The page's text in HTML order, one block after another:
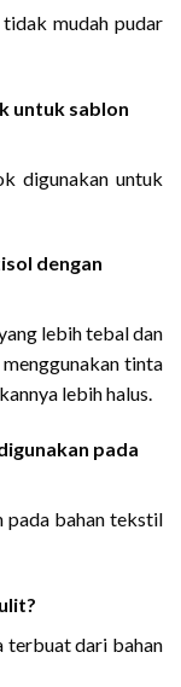
mudah pudar
untuk sablon
digunakan untuk
dengan
lebih tebal dan
tinta
lebih halus.
pada
pada bahan tekstil
terbuat dari bahan